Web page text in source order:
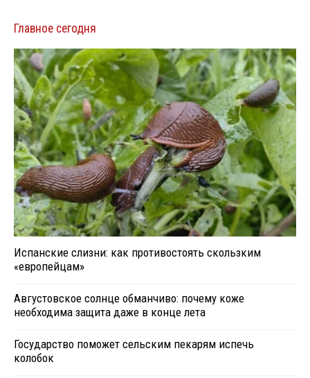
Главное сегодня
Испанские слизни: как противостоять скользким
«европейцам»
Августовское солнце обманчиво: почему коже
необходима защита даже в конце лета
Государство поможет сельским пекарям испечь
колобок